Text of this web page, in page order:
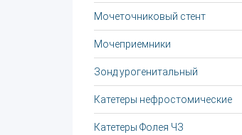
Мочеточниковый стент
Мочеприемники
Зонд урогенитальный
Катетеры нефростомические
Катетеры Фолея ЧЗ